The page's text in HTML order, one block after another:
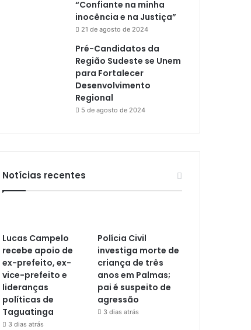
“Confiante na minha
inocência e na Justiça”
21 de agosto de 2024
Pré-Candidatos da
Região Sudeste se Unem
para Fortalecer
Desenvolvimento
Regional
5 de agosto de 2024
Notícias recentes
Lucas Campelo
recebe apoio de
ex-prefeito, ex-
vice-prefeito e
lideranças
políticas de
Taguatinga
3 dias atrás
Polícia Civil
investiga morte de
criança de três
anos em Palmas;
pai é suspeito de
agressão
3 dias atrás